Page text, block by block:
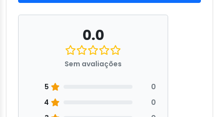
0.0
Sem avaliações
5
0
4
0